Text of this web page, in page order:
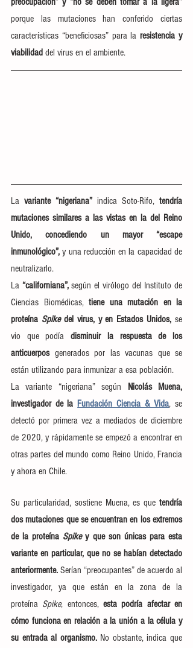
porque las mutaciones han conferido ciertas
características “beneficiosas” para la resistencia y
viabilidad del virus en el ambiente.
La variante “nigeriana” indica Soto-Rifo, tendría
mutaciones similares a las vistas en la del Reino
Unido, concediendo un mayor “escape
inmunológico”, y una reducción en la capacidad de
neutralizarlo.
La “californiana”, según el virólogo del Instituto de
Ciencias Biomédicas, tiene una mutación en la
proteína Spike del virus, y en Estados Unidos, se
vio que podía disminuir la respuesta de los
anticuerpos generados por las vacunas que se
están utilizando para inmunizar a esa población.
La variante “nigeriana” según Nicolás Muena,
investigador de la Fundación Ciencia & Vida, se
detectó por primera vez a mediados de diciembre
de 2020, y rápidamente se empezó a encontrar en
otras partes del mundo como Reino Unido, Francia
y ahora en Chile.
Su particularidad, sostiene Muena, es que tendría
dos mutaciones que se encuentran en los extremos
de la proteína Spike y que son únicas para esta
variante en particular, que no se habían detectado
anteriormente. Serían “preocupantes” de acuerdo al
investigador, ya que están en la zona de la
proteína Spike, entonces, esta podría afectar en
cómo funciona en relación a la unión a la célula y
su entrada al organismo. No obstante, indica que